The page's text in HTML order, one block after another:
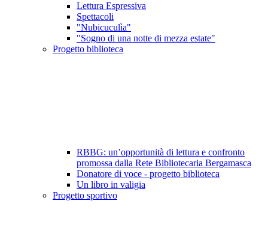
Lettura Espressiva
Spettacoli
"Nubicuculìa"
"Sogno di una notte di mezza estate"
Progetto biblioteca
RBBG: un’opportunità di lettura e confronto
promossa dalla Rete Bibliotecaria Bergamasca
Donatore di voce - progetto biblioteca
Un libro in valigia
Progetto sportivo